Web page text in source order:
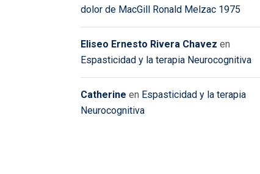
dolor de MacGill Ronald Melzac 1975
Eliseo Ernesto Rivera Chavez en
Espasticidad y la terapia Neurocognitiva
Catherine en Espasticidad y la terapia
Neurocognitiva